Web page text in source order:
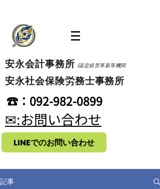
​安永会計事務所 /認定経営革新等機関
​安永社会保険労務士事務所
​☎：092-982-0899
​✉:お問い合わせ
LINEでのお問い合わせ
記事